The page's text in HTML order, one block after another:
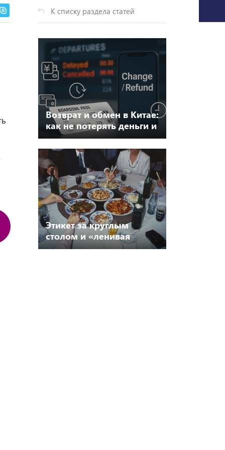
К списку раздела статей
Возврат и обмен в Китае:
как не потерять деньги и
время. Пошаговое
руководство по
авиабилетам
Этикет за круглым
столом и «ленивая
Сьюзан»